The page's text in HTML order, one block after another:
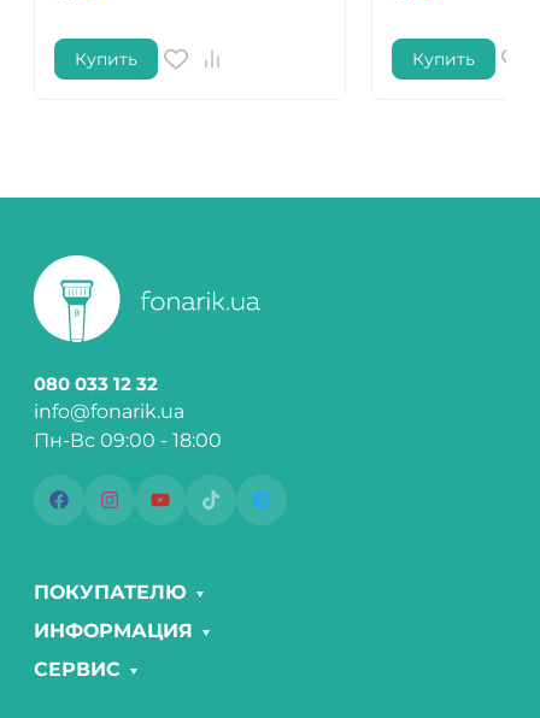
Купить Купить
080 033 12 32
info@fonarik.ua
Пн-Вс 09:00 - 18:00
ПОКУПАТЕЛЮ
ИНФОРМАЦИЯ
СЕРВИС